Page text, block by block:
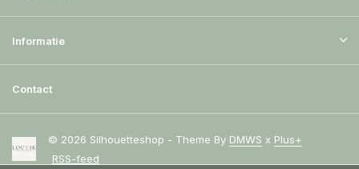
Informatie
Contact
© 2026 Silhouetteshop - Theme By DMWS x Plus+
RSS-feed